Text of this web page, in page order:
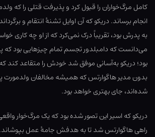
کامل مرگ‌خواران را قبول کرد و پذیرفت قتلی را که
انجام برساند. دریکو که آن اوایل تشنهٔ انتقام و
به پدرش بود، تقریباً درک نمی‌کرد که از او چه کاری
می‌دانست که دامبلدور تجسم تمام چیز‌هایی بود که پدر
بود؛ دریکو به‌آسانی موفق شد خودش را متقاعد کند که
بدون مدیر هاگوارتس که همیشه مخالفان
شده‌اند، جای بهتری خواهد بود.
دریکو که اسیر این تصور شده بود که یک مرگ‌خوار
راهی هاگوارتس شد تا به هدفش جامهٔ عمل بپوشاند.